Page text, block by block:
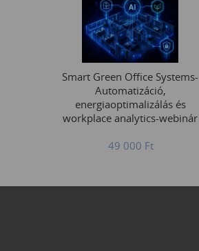
Smart Green Office Systems-
Automatizáció,
energiaoptimalizálás és
workplace analytics-webinár
49 000 Ft